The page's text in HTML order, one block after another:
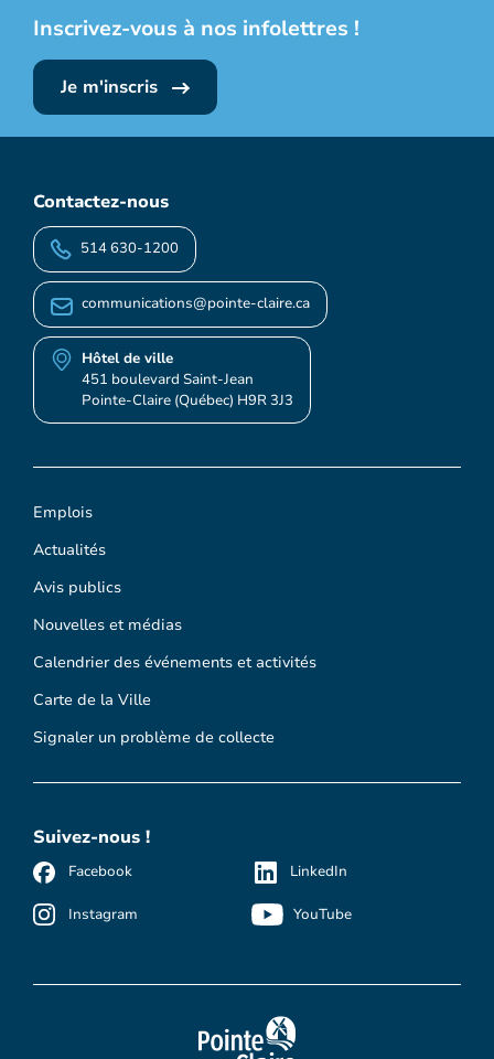
Inscrivez-vous à nos infolettres !
Je m'inscris
Emplois
Actualités
Avis publics
Nouvelles et médias
Calendrier des événements et activités
Carte de la Ville
Signaler un problème de collecte
Contactez-nous
514 630-1200
communications@pointe-claire.ca
Hôtel de ville
451 boulevard Saint-Jean
Pointe-Claire (Québec) H9R 3J3
Suivez-nous !
Facebook
Instagram
LinkedIn
YouTube